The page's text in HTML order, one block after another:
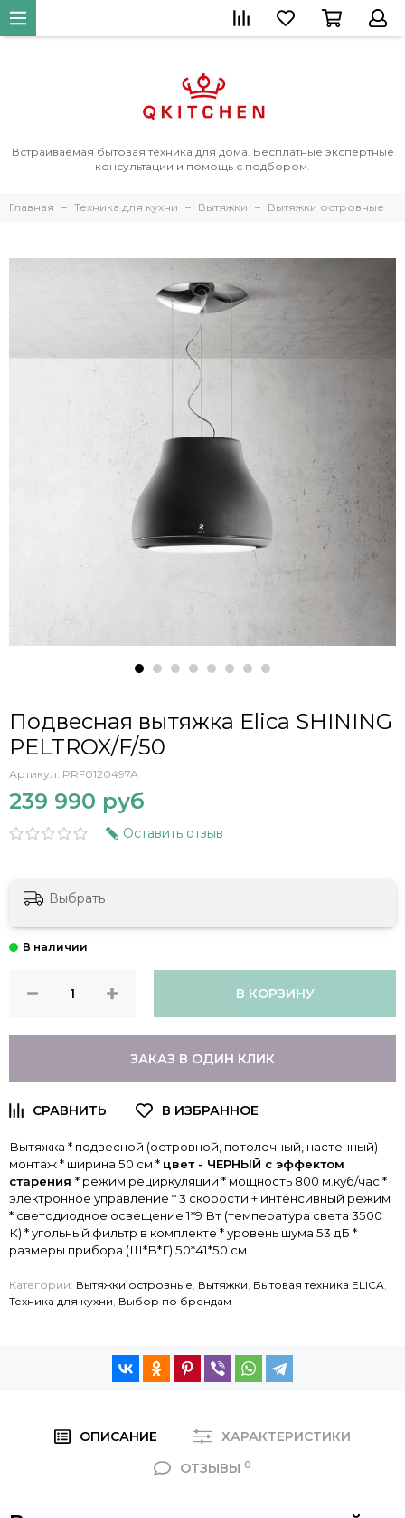
Встраиваемая бытовая техника для дома. Бесплатные экспертные
консультации и помощь с подбором.
Главная Техника для кухни Вытяжки Вытяжки островные
Подвесная вытяжка Elica SHINING
PELTROX/F/50
Артикул: PRF0120497A
239 990 руб
Оставить отзыв
Выбрать
В КОРЗИНУ
ЗАКАЗ В ОДИН КЛИК
Вытяжка * подвесной (островной, потолочный, настенный)
монтаж * ширина 50 см * цвет - ЧЕРНЫЙ с эффектом
старения * режим рециркуляции * мощность 800 м.куб/час *
электронное управление * 3 скорости + интенсивный режим
* светодиодное освещение 1*9 Вт (температура света 3500
К) * угольный фильтр в комплекте * уровень шума 53 дБ *
размеры прибора (Ш*В*Г) 50*41*50 см
Категории: Вытяжки островные, Вытяжки, Бытовая техника ELICA,
Техника для кухни, Выбор по брендам
ОПИСАНИЕ
ХАРАКТЕРИСТИКИ
ОТЗЫВЫ 0